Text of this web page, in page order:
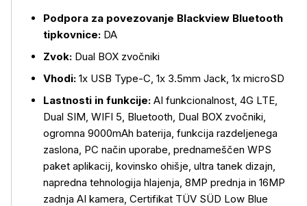
Podpora za povezovanje Blackview Bluetooth
tipkovnice: DA
Zvok: Dual BOX zvočniki
Vhodi: 1x USB Type-C, 1x 3.5mm Jack, 1x microSD
Lastnosti in funkcije: AI funkcionalnost, 4G LTE,
Dual SIM, WIFI 5, Bluetooth, Dual BOX zvočniki,
ogromna 9000mAh baterija, funkcija razdeljenega
zaslona, PC način uporabe, prednameščen WPS
paket aplikacij, kovinsko ohišje, ultra tanek dizajn,
napredna tehnologija hlajenja, 8MP prednja in 16MP
zadnja AI kamera, Certifikat TÜV SÜD Low Blue